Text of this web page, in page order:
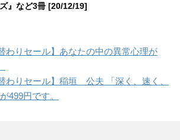
』など3冊 [20/12/19]
わりセール】あなたの中の異常心理が
わりセール】稲垣 公夫 「深く、速く、
499円です。